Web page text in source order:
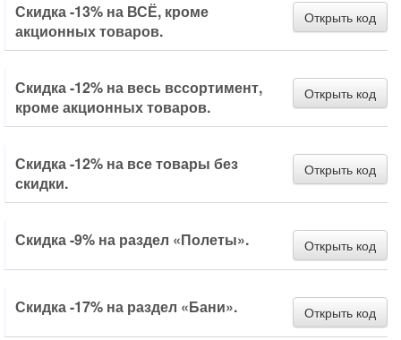
Скидка -13% на ВСЁ, кроме
акционных товаров.
Открыть код
Скидка -12% на весь вссортимент,
кроме акционных товаров.
Открыть код
Скидка -12% на все товары без
скидки.
Открыть код
Скидка -9% на раздел «Полеты». Открыть код
Скидка -17% на раздел «Бани». Открыть код